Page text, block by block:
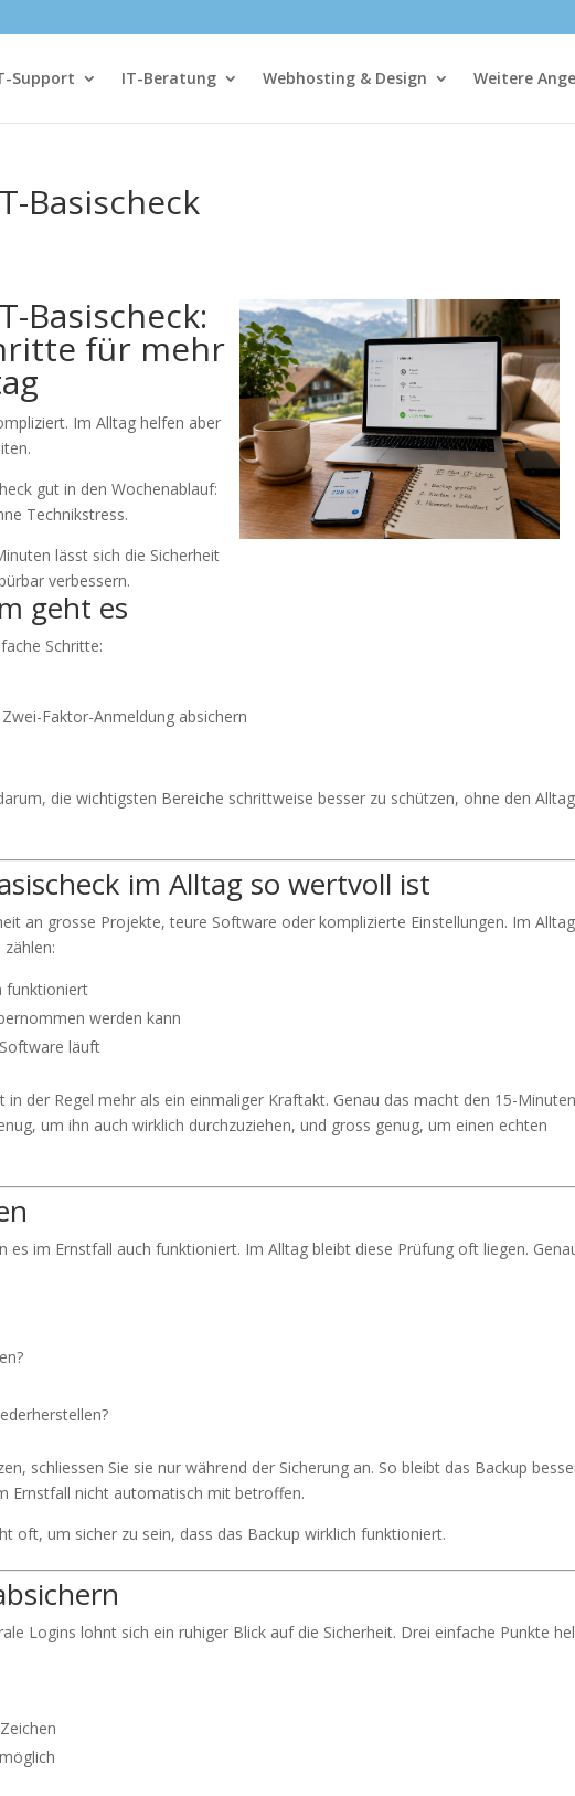
Support IT-Beratung Webhosting & Design Weitere
Basischeck
Basischeck:
für mehr
Im Alltag helfen aber
gut in den Wochenablauf:
Technikstress.
lässt sich die Sicherheit
verbessern.
geht es
Schritte:
Faktor-Anmeldung absichern
die wichtigsten Bereiche schrittweise besser zu schützen, ohne den
im Alltag so wertvoll ist
an grosse Projekte, teure Software oder komplizierte Einstellungen. Im Alltag
funktioniert
werden kann
läuft
in der Regel mehr als ein einmaliger Kraftakt. Genau das macht den 15-
um ihn auch wirklich durchzuziehen, und gross genug, um einen echten
es im Ernstfall auch funktioniert. Im Alltag bleibt diese Prüfung oft liegen.
schliessen Sie sie nur während der Sicherung an. So bleibt das Backup
Ernstfall nicht automatisch mit betroffen.
oft, um sicher zu sein, dass das Backup wirklich funktioniert.
Logins lohnt sich ein ruhiger Blick auf die Sicherheit. Drei einfache Punkte